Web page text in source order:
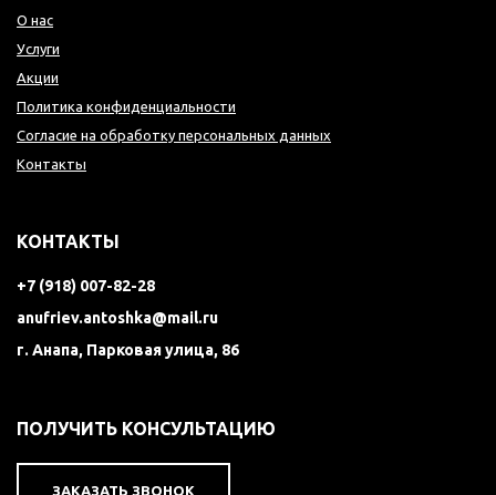
О нас
Услуги
Акции
Политика конфиденциальности
Согласие на обработку персональных данных
Контакты
КОНТАКТЫ
+7 (918) 007-82-28
anufriev.antoshka@mail.ru
г. Анапа, Парковая улица, 86
ПОЛУЧИТЬ КОНСУЛЬТАЦИЮ
ЗАКАЗАТЬ ЗВОНОК